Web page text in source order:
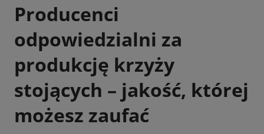
Producenci
odpowiedzialni za
produkcję krzyży
stojących – jakość, której
możesz zaufać